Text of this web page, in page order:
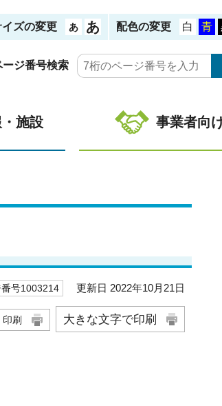
ズの変更 配色の変更
ージ番号検索
施設 事業者向
号1003214 更新日 2022年10月21日
印刷 大きな文字で印刷